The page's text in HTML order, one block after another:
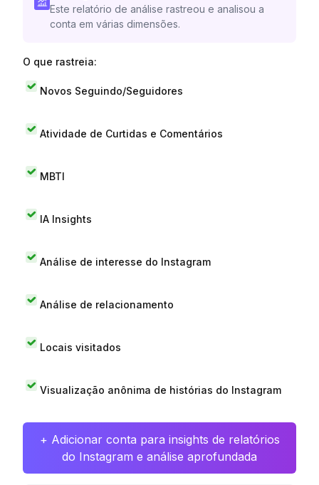
Este relatório de análise rastreou e analisou a
conta em várias dimensões.
O que rastreia:
Novos Seguindo/Seguidores
Atividade de Curtidas e Comentários
MBTI
IA Insights
Análise de interesse do Instagram
Análise de relacionamento
Locais visitados
Visualização anônima de histórias do Instagram
+ Adicionar conta para insights de relatórios
do Instagram e análise aprofundada